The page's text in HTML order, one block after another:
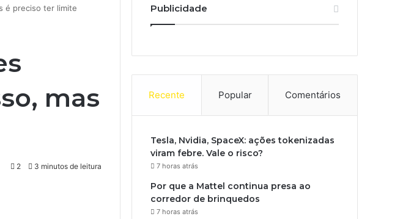
é preciso ter limite
mas
2 3 minutos de leitura
Publicidade
Recente Popular Comentários
Tesla, Nvidia, SpaceX: ações tokenizadas
viram febre. Vale o risco?
7 horas atrás
Por que a Mattel continua presa ao
corredor de brinquedos
7 horas atrás